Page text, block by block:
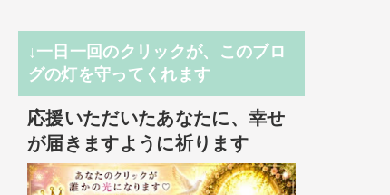
↓一日一回のクリックが、このブロ
グの灯を守ってくれます
応援いただいたあなたに、幸せ
が届きますように祈ります